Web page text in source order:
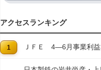
アクセスランキング
ＪＦＥ 4―6月事業利